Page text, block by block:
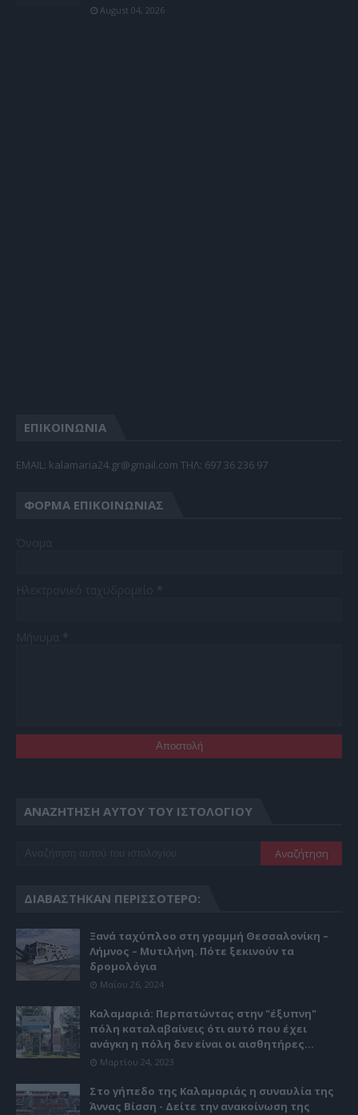
August 04, 2026
ΕΠΙΚΟΙΝΩΝΙΑ
EMAIL: kalamaria24.gr@gmail.com TΗΛ: 697 36 236 97
ΦΌΡΜΑ ΕΠΙΚΟΙΝΩΝΊΑΣ
ΑΝΑΖΉΤΗΣΗ ΑΥΤΟΎ ΤΟΥ ΙΣΤΟΛΟΓΊΟΥ
ΔΙΑΒΆΣΤΗΚΑΝ ΠΕΡΙΣΣΌΤΕΡΟ:
Ξανά ταχύπλοο στη γραμμή Θεσσαλονίκη –
Λήμνος – Μυτιλήνη. Πότε ξεκινούν τα
δρομολόγια
Μαΐου 26, 2024
Καλαμαριά: Περπατώντας στην "έξυπνη"
πόλη καταλαβαίνεις ότι αυτό που έχει
ανάγκη η πόλη δεν είναι οι αισθητήρες...
Μαρτίου 24, 2023
Στο γήπεδο της Καλαμαριάς η συναυλία της
Άννας Βίσση - Δείτε την ανακοίνωση της